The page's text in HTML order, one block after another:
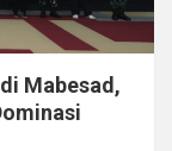
Mabesad,